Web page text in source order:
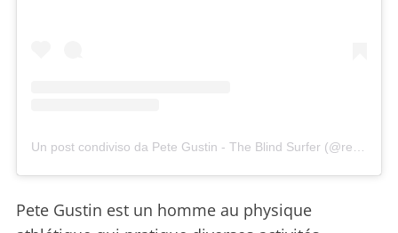
Pete Gustin est un homme au physique